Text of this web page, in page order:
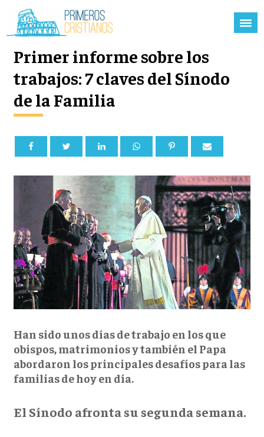
Primer informe sobre los
trabajos: 7 claves del Sínodo
de la Familia
Han sido unos días de trabajo en los que
obispos, matrimonios y también el Papa
abordaron los principales desafíos para las
familias de hoy en día.
El Sínodo afronta su segunda semana.